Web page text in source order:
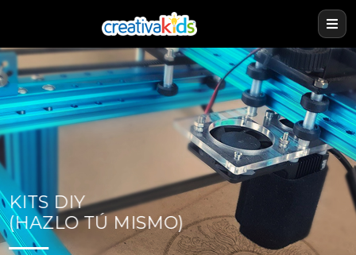
KITS DIY
(HAZLO TÚ MISMO)